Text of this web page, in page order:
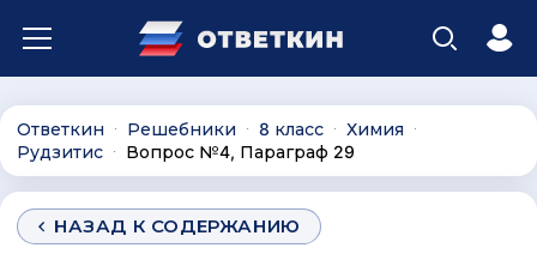
Ответкин ∙ Решебники ∙ 8 класс ∙ Химия ∙
Рудзитис ∙ Вопрос №4, Параграф 29
НАЗАД К СОДЕРЖАНИЮ